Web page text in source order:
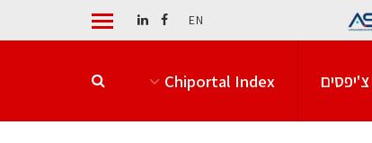
EN
צ'יפסים Chiportal Index